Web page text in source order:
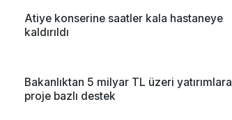
Atiye konserine saatler kala hastaneye
kaldırıldı
Bakanlıktan 5 milyar TL üzeri yatırımlara
proje bazlı destek